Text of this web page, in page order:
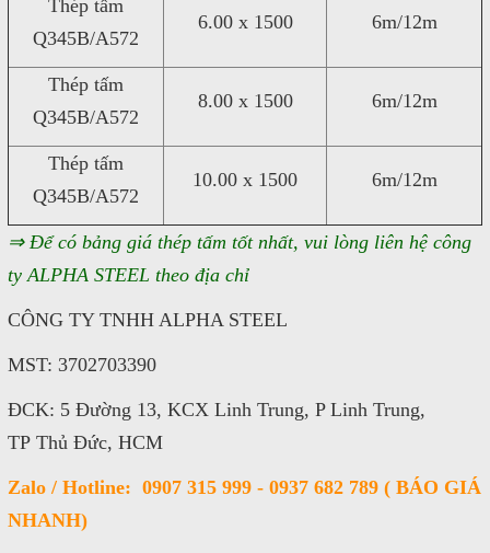
Thép tấm
Q345B/A572
6.00 x 1500 6m/12m
Thép tấm
Q345B/A572
8.00 x 1500 6m/12m
Thép tấm
Q345B/A572
10.00 x 1500 6m/12m
⇒ Để có bảng giá thép tấm tốt nhất, vui lòng liên hệ công
ty ALPHA STEEL theo địa chỉ
CÔNG TY TNHH ALPHA STEEL
MST: 3702703390
ĐCK: 5 Đường 13, KCX Linh Trung, P Linh Trung,
TP Thủ Đức, HCM
Zalo / Hotline: 0907 315 999 - 0937 682 789 ( BÁO GIÁ
NHANH)